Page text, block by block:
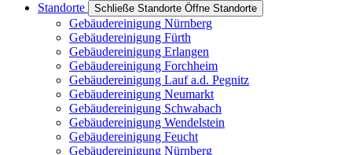
Standorte
Schließe Standorte Öffne Standorte
Gebäudereinigung Nürnberg
Gebäudereinigung Fürth
Gebäudereinigung Erlangen
Gebäudereinigung Forchheim
Gebäudereinigung Lauf a.d. Pegnitz
Gebäudereinigung Neumarkt
Gebäudereinigung Schwabach
Gebäudereinigung Wendelstein
Gebäudereinigung Feucht
Gebäudereinigung Nürnberg